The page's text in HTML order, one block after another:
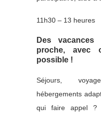
11h30 – 13 heures
Des vacances
proche, avec
possible !
Séjours,
hébergements
qui faire appel ?